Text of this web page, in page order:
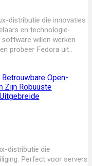
distributie die innovaties
en technologie-
willen werken.
probeer Fedora uit..
distributie die
Perfect voor servers